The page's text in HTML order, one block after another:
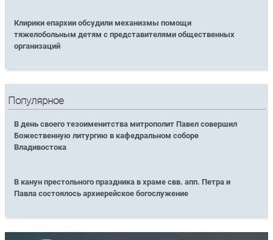
Клирики епархии обсудили механизмы помощи
тяжелобольным детям с представителями общественных
организаций
Популярное
В день своего тезоименитства митрополит Павел совершил
Божественную литургию в кафедральном соборе
Владивостока
В канун престольного праздника в храме свв. апп. Петра и
Павла состоялось архиерейское богослужение